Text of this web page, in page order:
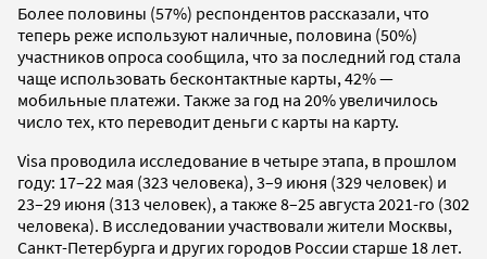
Более половины (57%) респондентов рассказали, что
теперь реже используют наличные, половина (50%)
участников опроса сообщила, что за последний год стала
чаще использовать бесконтактные карты, 42% —
мобильные платежи. Также за год на 20% увеличилось
число тех, кто переводит деньги с карты на карту.
Visa проводила исследование в четыре этапа, в прошлом
году: 17–22 мая (323 человека), 3–9 июня (329 человек) и
23–29 июня (313 человек), а также 8–25 августа 2021-го (302
человека). В исследовании участвовали жители Москвы,
Санкт-Петербурга и других городов России старше 18 лет.